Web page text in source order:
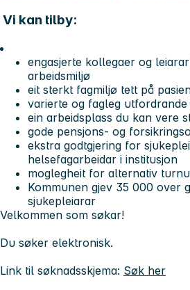
Vi kan tilby:
engasjerte kollegaer og
arbeidsmiljø
eit sterkt fagmiljø tett på
varierte og fagleg
ein arbeidsplass du kan vere
gode pensjons- og
ekstra godtgjering for
helsefagarbeidar i institusjon
moglegheit for alternativ
Kommunen gjev 35 000 over
sjukepleiarar
Velkommen som søkar!
Du søker elektronisk.
Link til søknadsskjema: Søk her